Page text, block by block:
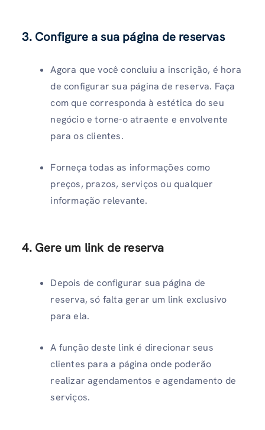
3. Configure a sua página de reservas
Agora que você concluiu a inscrição, é hora
de configurar sua página de reserva. Faça
com que corresponda à estética do seu
negócio e torne-o atraente e envolvente
para os clientes.
Forneça todas as informações como
preços, prazos, serviços ou qualquer
informação relevante.
4. Gere um link de reserva
Depois de configurar sua página de
reserva, só falta gerar um link exclusivo
para ela.
A função deste link é direcionar seus
clientes para a página onde poderão
realizar agendamentos e agendamento de
serviços.